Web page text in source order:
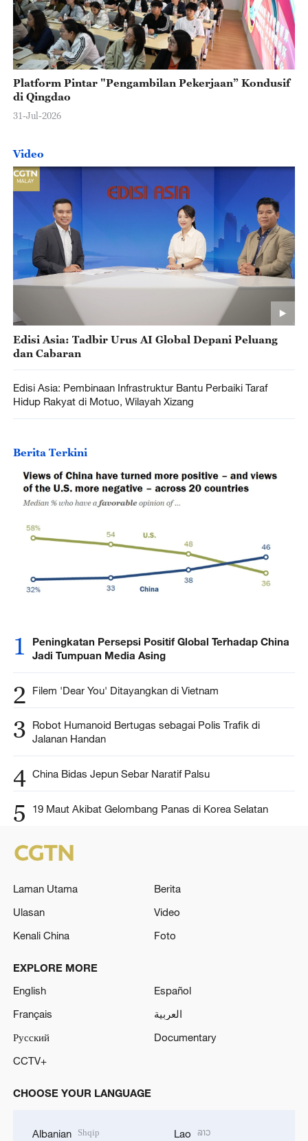
Platform Pintar "Pengambilan Pekerjaan” Kondusif
di Qingdao
31-Jul-2026
Video
Edisi Asia: Tadbir Urus AI Global Depani Peluang
dan Cabaran
Edisi Asia: Pembinaan Infrastruktur Bantu Perbaiki Taraf
Hidup Rakyat di Motuo, Wilayah Xizang
Berita Terkini
1
Peningkatan Persepsi Positif Global Terhadap China
Jadi Tumpuan Media Asing
2 Filem 'Dear You' Ditayangkan di Vietnam
3
Robot Humanoid Bertugas sebagai Polis Trafik di
Jalanan Handan
4 China Bidas Jepun Sebar Naratif Palsu
5 19 Maut Akibat Gelombang Panas di Korea Selatan
Laman Utama
Berita
Ulasan
Video
Kenali China
Foto
EXPLORE MORE
English
Español
Français
العربية
Русский
Documentary
CCTV+
CHOOSE YOUR LANGUAGE
Albanian Shqip Lao ລາວ